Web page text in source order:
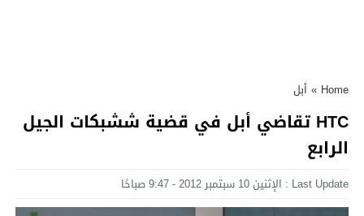
Home
» أبل
HTC تقاضي أبل في قضية ششبكات الجيل
الرابع
Last Update : الإثنين 10 سبتمبر 2012 - 9:47 صباحًا